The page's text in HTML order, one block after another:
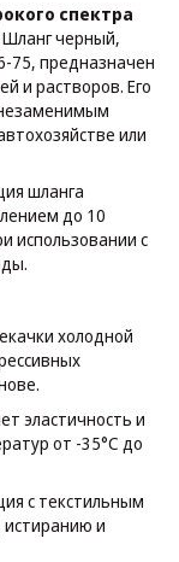
спектра
Шланг черный,
75, предназначен
и растворов. Его
или
шланга
до 10
использовании с
холодной
эластичность и
от -35°C до
с текстильным
и